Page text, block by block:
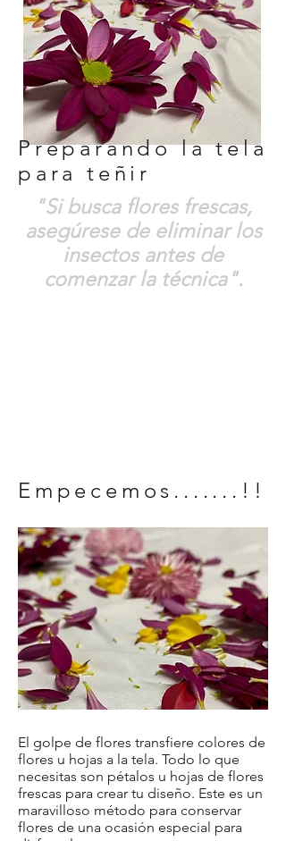
Preparando la tela
para teñir
"Si busca flores frescas,
asegúrese de eliminar los
insectos antes de
comenzar la técnica".
Empecemos.......!!
El golpe de flores transfiere colores de
flores u hojas a la tela. Todo lo que
necesitas son pétalos u hojas de flores
frescas para crear tu diseño. Este es un
maravilloso método para conservar
flores de una ocasión especial para